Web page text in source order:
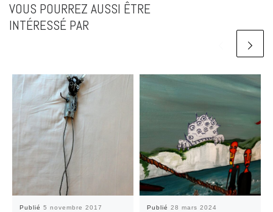
VOUS POURREZ AUSSI ÊTRE
INTÉRESSÉ PAR
Publié 5 novembre 2017 Publié 28 mars 2024